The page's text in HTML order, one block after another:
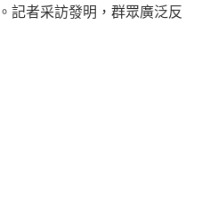
記者采訪發明，群眾廣泛反